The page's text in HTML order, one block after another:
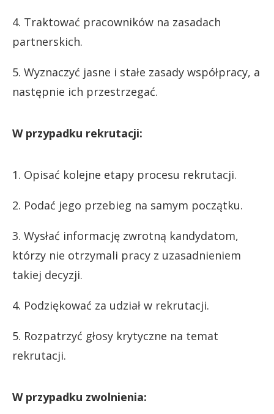
4. Traktować pracowników na zasadach
partnerskich.
5. Wyznaczyć jasne i stałe zasady współpracy, a
następnie ich przestrzegać.
W przypadku rekrutacji:
1. Opisać kolejne etapy procesu rekrutacji.
2. Podać jego przebieg na samym początku.
3. Wysłać informację zwrotną kandydatom,
którzy nie otrzymali pracy z uzasadnieniem
takiej decyzji.
4. Podziękować za udział w rekrutacji.
5. Rozpatrzyć głosy krytyczne na temat
rekrutacji.
W przypadku zwolnienia: